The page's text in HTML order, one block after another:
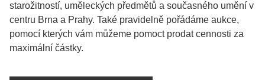
starožitností, uměleckých předmětů a současného umění v
centru Brna a Prahy. Také pravidelně pořádáme aukce,
pomocí kterých vám můžeme pomoct prodat cennosti za
maximální částky.